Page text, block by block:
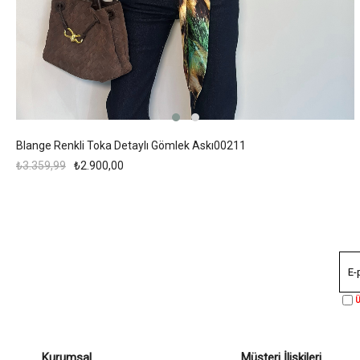
Blange Renkli Toka Detaylı Gömlek Askı00211
₺2.900,00
₺3.359,99